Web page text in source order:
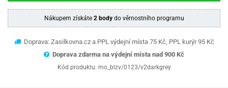
Nákupem získáte 2 bodydo věrnostního programu
Doprava: Zasilkovna.cz a PPL výdejní místa 75 Kč, PPL kurýr 95 Kč
Doprava zdarma na výdejní místa nad 900 Kč
Kód produktu: mo_blzv/0123/v2darkgrey